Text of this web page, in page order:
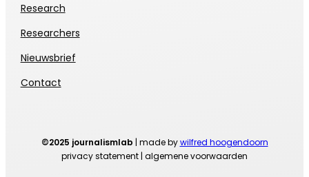
Research
Researchers
Nieuwsbrief
Contact
©2025 journalismlab | made bywilfred hoogendoorn
privacy statement | algemene voorwaarden